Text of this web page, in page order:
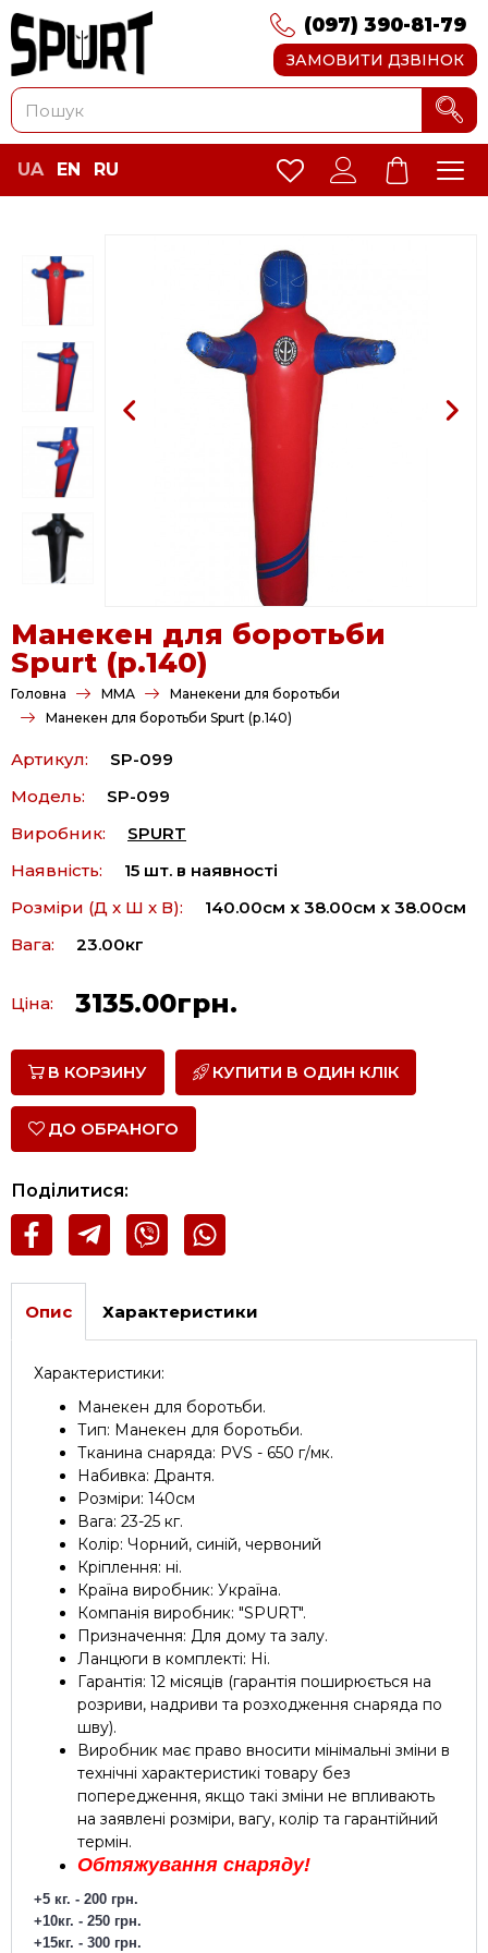
(097) 390-81-79
ЗАМОВИТИ ДЗВІНОК
UA EN RU
Манекен для боротьби
Spurt (р.140)
Головна ММА
Манекени для боротьби
Манекен для боротьби Spurt (р.140)
Артикул:
SP-099
Модель:
SP-099
Виробник:
SPURT
Наявність:
15 шт. в наявності
Розміри (Д x Ш x В):
140.00см x 38.00см x 38.00см
Вага:
23.00кг
Ціна: 3135.00грн.
В КОРЗИНУ КУПИТИ В ОДИН КЛІК
ДО ОБРАНОГО
Поділитися:
Опис Характеристики
Характеристики:
Манекен для боротьби.
Тип: Манекен для боротьби.
Тканина снаряда: PVS - 650 г/мк.
Набивка: Дрантя.
Розміри: 140см
Вага: 23-25 кг.
Колір: Чорний, синій, червоний
Кріплення: ні.
Країна виробник: Україна.
Компанія виробник: "SPURT".
Призначення: Для дому та залу.
Ланцюги в комплекті: Ні.
Гарантія: 12 місяців (гарантія поширюється на
розриви, надриви та розходження снаряда по
шву).
Виробник має право вносити мінімальні зміни в
технічні характеристикі товару без
попередження, якщо такі зміни не впливають
на заявлені розміри, вагу, колір та гарантійний
термін.
Обтяжування снаряду!
+5 кг. - 200 грн.
+10кг. - 250 грн.
+15кг. - 300 грн.